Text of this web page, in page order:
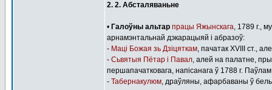
2. 2. Абсталяваньне
• Галоўны альтар працы Яжынскага, 1789 г.,
арнамэнтальнай дэкарацыяй і абразоў:
- Маці Божая зь Дзіцяткам, пачатак XVІІІ ст.,
- Сьвятыя Пётар і Павал, алей на палатне,
першапачатковага, напісанага ў 1788 г.
- Табернакулюм, драўляны, афарбаваны ў